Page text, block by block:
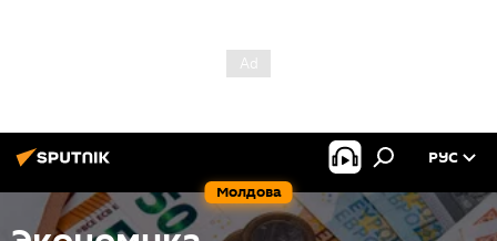
Молдова
РУС